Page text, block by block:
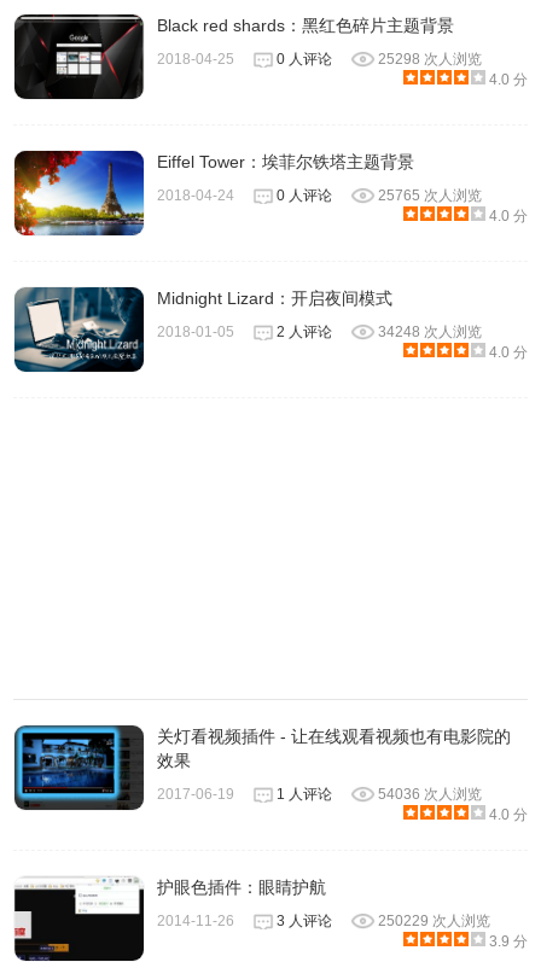
设置 Dark Reader 可以生效的域名网站列表
Black red shards：黑红色碎片主题背景
2018-04-25 0 人评论
25298 次人浏览
4.0 分
Eiffel Tower：埃菲尔铁塔主题背景
2018-04-24 0 人评论
25765 次人浏览
4.0 分
Midnight Lizard：开启夜间模式
2018-01-05 2 人评论
34248 次人浏览
4.0 分
关灯看视频插件 - 让在线观看视频也有电影院的
效果
2017-06-19 1 人评论
54036 次人浏览
4.0 分
护眼色插件：眼睛护航
2014-11-26 3 人评论
250229 次人浏览
3.9 分